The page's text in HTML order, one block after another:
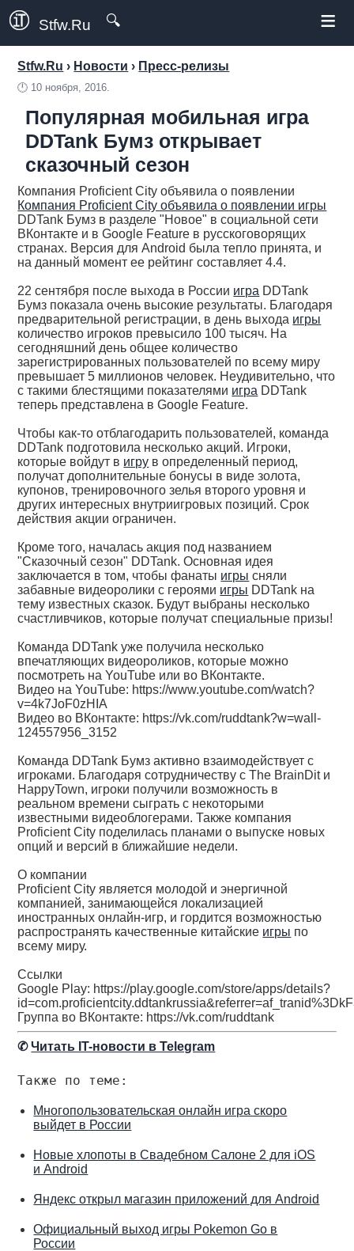
Stfw.Ru 🔍 ≡
Stfw.Ru › Новости › Пресс-релизы
🕛 10 ноября, 2016.
Популярная мобильная игра
DDTank Бумз открывает
сказочный сезон
Компания Proficient City объявила о появлении
Компания Proficient City объявила о появлении игры
DDTank Бумз в разделе "Новое" в социальной сети
ВКонтакте и в Google Feature в русскоговорящих
странах. Версия для Android была тепло принята, и
на данный момент ее рейтинг составляет 4.4.
22 сентября после выхода в России игра DDTank
Бумз показала очень высокие результаты. Благодаря
предварительной регистрации, в день выхода игры
количество игроков превысило 100 тысяч. На
сегодняшний день общее количество
зарегистрированных пользователей по всему миру
превышает 5 миллионов человек. Неудивительно, что
с такими блестящими показателями игра DDTank
теперь представлена в Google Feature.
Чтобы как-то отблагодарить пользователей, команда
DDTank подготовила несколько акций. Игроки,
которые войдут в игру в определенный период,
получат дополнительные бонусы в виде золота,
купонов, тренировочного зелья второго уровня и
других интересных внутриигровых позиций. Срок
действия акции ограничен.
Кроме того, началась акция под названием
"Сказочный сезон" DDTank. Основная идея
заключается в том, чтобы фанаты игры сняли
забавные видеоролики с героями игры DDTank на
тему известных сказок. Будут выбраны несколько
счастливчиков, которые получат специальные призы!
Команда DDTank уже получила несколько
впечатляющих видеороликов, которые можно
посмотреть на YouTube или во ВКонтакте.
Видео на YouTube: https://www.youtube.com/watch?
v=4k7JoF0zHIA
Видео во ВКонтакте: https://vk.com/ruddtank?w=wall-
124557956_3152
Команда DDTank Бумз активно взаимодействует с
игроками. Благодаря сотрудничеству с The BrainDit и
HappyTown, игроки получили возможность в
реальном времени сыграть с некоторыми
известными видеоблогерами. Также компания
Proficient City поделилась планами о выпуске новых
опций и версий в ближайшие недели.
О компании
Proficient City является молодой и энергичной
компанией, занимающейся локализацией
иностранных онлайн-игр, и гордится возможностью
распространять качественные китайские игры по
всему миру.
Ссылки
Google Play: https://play.google.com/store/apps/details?
Группа во ВКонтакте: https://vk.com/ruddtank
✆Читать IT-новости в Telegram
Также по теме:
Многопользовательская онлайн игра скоро
выйдет в России
Новые хлопоты в Свадебном Салоне 2 для iOS
и Android
Яндекс открыл магазин приложений для Android
Официальный выход игры Pokemon Go в
России